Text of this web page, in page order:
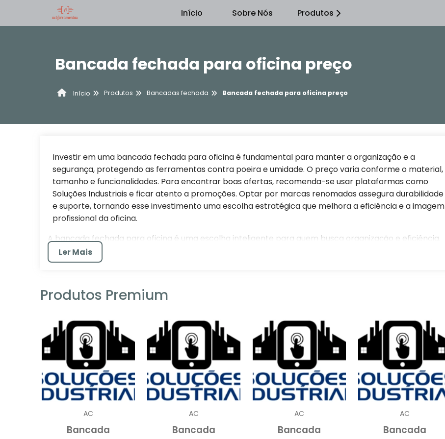
Início Sobre Nós Produtos
Bancada fechada para oficina preço
Início Produtos Bancadas fechada Bancada fechada para oficina preço
Investir em uma bancada fechada para oficina é fundamental para manter a organização e a
segurança, protegendo as ferramentas contra poeira e umidade. O preço varia conforme o material,
tamanho e funcionalidades. Para encontrar boas ofertas, recomenda-se usar plataformas como
Soluções Industriais e ficar atento a promoções. Optar por marcas renomadas assegura durabilidade
e suporte, tornando esse investimento uma escolha estratégica que melhora a eficiência e a imagem
profissional da oficina.
A bancada fechada para oficina é uma escolha inteligente para quem busca organização e eficiência.
Com o aumento da demanda por espaços de trabalho eficazes, encontrar o melhor preço para uma
bancada de qualidade pode ser um desafio. Neste artigo, vamos explorar os fatores que afetam o
POR QUE ESCOLHER UMA BANCADA FECHADA PARA
Optar por uma bancada fechada para oficina é uma decisão que traz diversos benefícios,
especialmente para aqueles que valorizam
organizaçãoe segurançano ambiente de
trabalho.
Estas bancadas são projetadas para oferecer um espaço de armazenamento seguro e eficiente,
permitindo que ferramentas e equipamentos sejam guardados de forma ordenada e de fácil
acesso.
Uma das principais razões para escolher uma bancada fechada é a
que ela oferece.
Ler Mais
Produtos Premium
AC
Bancada
AC
Bancada
AC
Bancada
AC
Bancada